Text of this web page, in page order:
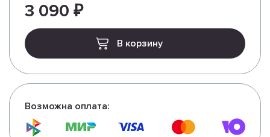
3 090 ₽
В корзину
Возможна оплата: